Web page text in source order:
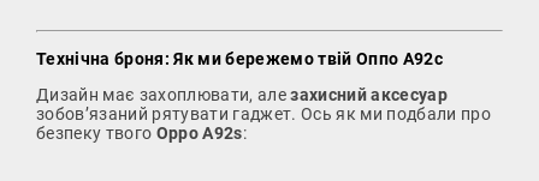
Технічна броня: Як ми бережемо твій Оппо А92с
Дизайн має захоплювати, алезахисний аксесуар
зобов’язаний рятувати гаджет. Ось як ми подбали про
безпеку твого Oppo A92s: